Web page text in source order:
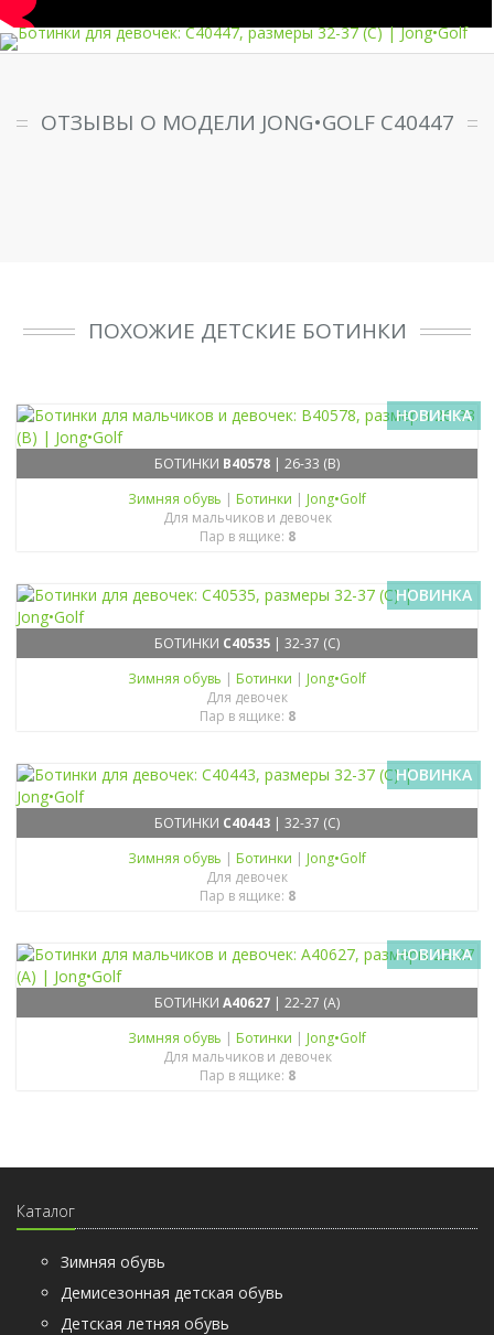
ОТЗЫВЫ О МОДЕЛИ JONG•GOLF C40447
ПОХОЖИЕ ДЕТСКИЕ БОТИНКИ
НОВИНКА
БОТИНКИ B40578 | 26-33 (B)
Зимняя обувь | Ботинки | Jong•Golf
Для мальчиков и девочек
Пар в ящике: 8
НОВИНКА
БОТИНКИ C40535 | 32-37 (C)
Зимняя обувь | Ботинки | Jong•Golf
Для девочек
Пар в ящике: 8
НОВИНКА
БОТИНКИ C40443 | 32-37 (C)
Зимняя обувь | Ботинки | Jong•Golf
Для девочек
Пар в ящике: 8
НОВИНКА
БОТИНКИ A40627 | 22-27 (A)
Зимняя обувь | Ботинки | Jong•Golf
Для мальчиков и девочек
Пар в ящике: 8
Каталог
Зимняя обувь
Демисезонная детская обувь
Детская летняя обувь